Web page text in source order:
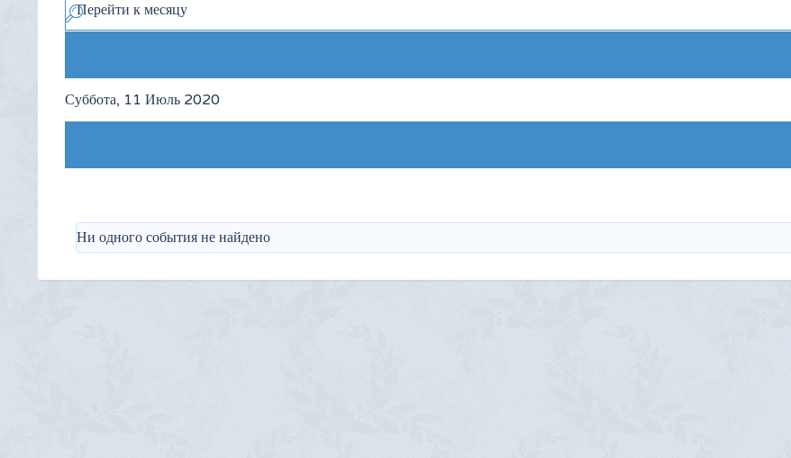
Перейти к месяцу
Суббота, 11 Июль 2020
Ни одного события не найдено